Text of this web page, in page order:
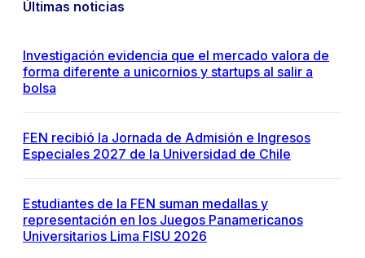
Últimas noticias
Investigación evidencia que el mercado valora de
forma diferente a unicornios y startups al salir a
bolsa
FEN recibió la Jornada de Admisión e Ingresos
Especiales 2027 de la Universidad de Chile
Estudiantes de la FEN suman medallas y
representación en los Juegos Panamericanos
Universitarios Lima FISU 2026